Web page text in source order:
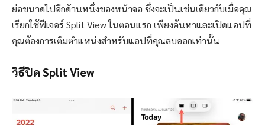
ย่อขนาดไปอีกด้านหนึ่งของหน้าจอ ซึ่งจะเป็นเช่นเดียวกับเมื่อคุณ
เรียกใช้ฟีเจอร์ Split View ในตอนแรก เพียงค้นหาและเปิดแอปที่
คุณต้องการเติมตำแหน่งสำหรับแอปที่คุณลบออกเท่านั้น
วิธีปิด Split View